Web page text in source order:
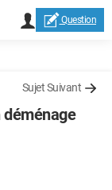
Question
Sujet Suivant
déménage